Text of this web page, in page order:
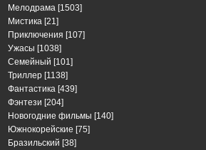
Мелодрама [1503]
Мистика [21]
Приключения [107]
Ужасы [1038]
Семейный [101]
Триллер [1138]
Фантастика [439]
Фэнтези [204]
Новогодние фильмы [140]
Южнокорейские [75]
Бразильский [38]